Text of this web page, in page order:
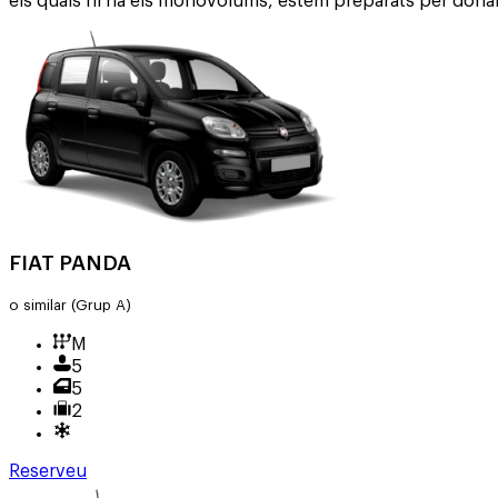
FIAT PANDA
o similar (Grup A)
M
5
5
2
Reserveu